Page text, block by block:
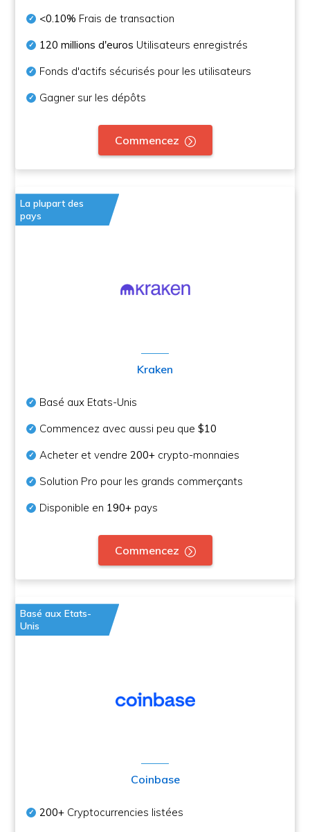
<0.10% Frais de transaction
120 millions d'euros Utilisateurs enregistrés
Fonds d'actifs sécurisés pour les utilisateurs
Gagner sur les dépôts
Commencez
La plupart des
pays
Kraken
Basé aux Etats-Unis
Commencez avec aussi peu que$10
Acheter et vendre200+ crypto-monnaies
Solution Pro pour les grands commerçants
Disponible en 190+ pays
Commencez
Basé aux Etats-
Unis
Coinbase
200+ Cryptocurrencies listées